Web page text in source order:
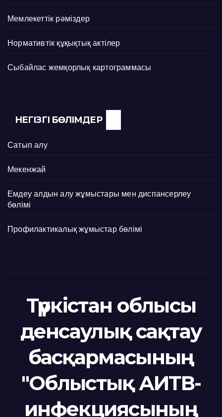
Мемлекеттік рәміздер
Нормативтік құқықтық актілер
Сыбайлас жемқорлық картограммасы
НЕГІЗГІ БӨЛІМДЕР
Сатып алу
Мекенжай
Емдеу алдын алу жұмыстары мен диспансерлеу
бөлімі
Профилактикалық жұмыстар бөлімі
Түркістан облысы
денсаулық сақтау
басқармасының
"Облыстық АИТВ-
инфекциясының